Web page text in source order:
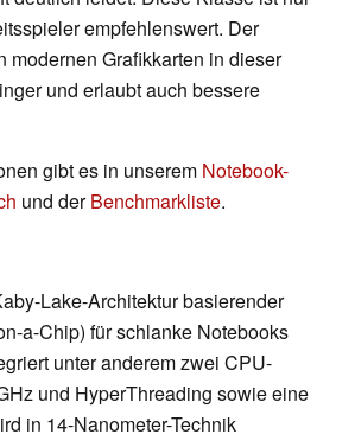
empfehlenswert. Der
modernen Grafikkarten in dieser
und erlaubt auch bessere
gibt es in unserem Notebook-
und derBenchmarkliste.
Lake-Architektur basierender
a-Chip) für schlanke Notebooks
unter anderem zwei CPU-
und HyperThreading sowie eine
in 14-Nanometer-Technik